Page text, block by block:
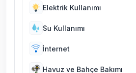
Elektrik Kullanımı
Su Kullanımı
İnternet
Havuz ve Bahçe Bakımı